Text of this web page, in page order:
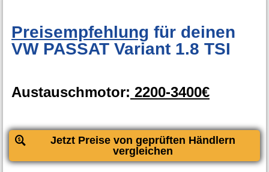
Preisempfehlung für deinen
VW PASSAT Variant 1.8 TSI
Austauschmotor: 2200-3400€
Jetzt Preise von geprüften Händlern
vergleichen